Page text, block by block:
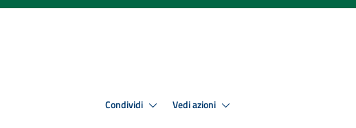
Condividi Vedi azioni